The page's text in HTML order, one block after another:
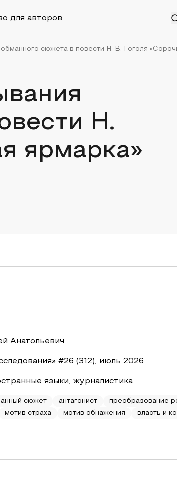
для авторов
сюжета в повести Н. В. Гоголя
Н.
ярмарка»
Анатольевич
#26 (312), июль 2026
языки, журналистика
сюжет антагонист преобразование
мотив страха мотив обнажения власть и